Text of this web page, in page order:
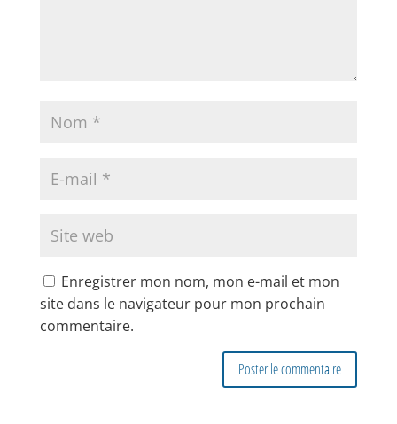
Enregistrer mon nom, mon e-mail et mon
site dans le navigateur pour mon prochain
commentaire.